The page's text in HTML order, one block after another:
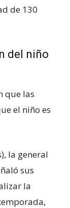
de 130
del niño
que las
el niño es
la general
sus
la